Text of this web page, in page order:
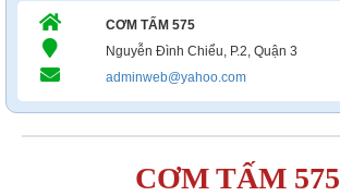
CƠM TẤM 575
Nguyễn Đình Chiểu, P.2, Quận 3
adminweb@yahoo.com
CƠM TẤM 575